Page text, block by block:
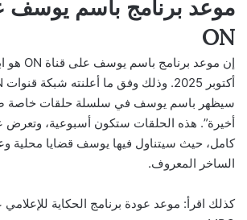
موعد برنامج باسم يوسف
ON
سيظهر باسم يوسف في سلسلة حلقات خاصة
أخيرة”. هذه الحلقات ستكون أسبوعية، وتعرض
كامل، حيث سيتناول فيها يوسف قضايا محلية
الساخر المعروف.
كذلك اقرأ: موعد عودة برنامج الحكاية